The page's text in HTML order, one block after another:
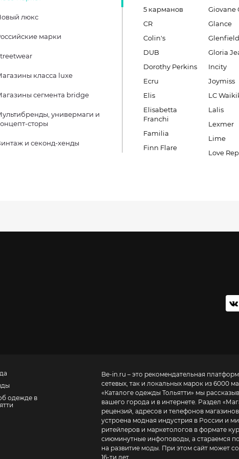
люкс
марки
класса luxe
сегмента bridge
универмаги и
сторы
и секонд-хенды
5 карманов
CR
Colin's
DUB
Dorothy Perkins
Ecru
Elis
Elisabetta
Franchi
Familia
Finn Flare
Giovane
Glance
Glenfield
Gloria
Incity
Joymiss
LC
Lalis
Lexmer
Lime
Love
одежде в
Be-in.ru – это рекомендательная
сетевых, так и локальных марок из 6000
«Каталоге одежды Тольятти» мы
вашего города и в интернете. Раздел «
рецензий, адресов и телефонов магазинов и торговых центров.
устроена модная индустрия в России и
ритейлеров и маркетологов в формате
сиюминутные инфоповоды, а стараемся
на развитие моды. При этом сайт может
16-ти лет.